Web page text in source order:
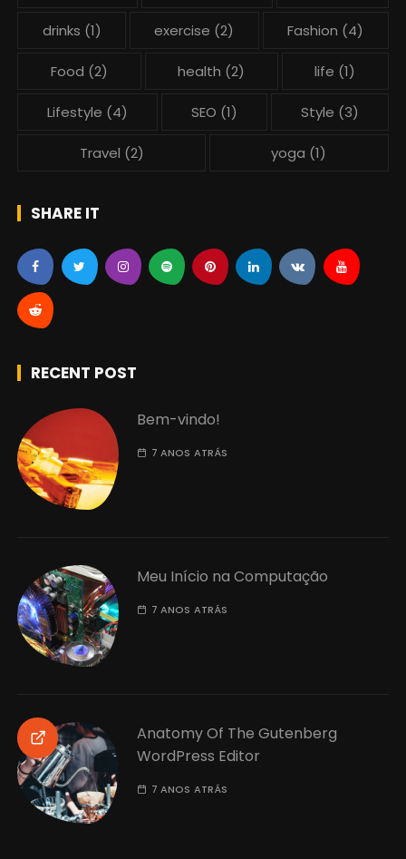
drinks (1) exercise (2) Fashion (4)
Food (2) health (2) life (1)
Lifestyle (4) SEO (1) Style (3)
Travel (2) yoga (1)
SHARE IT
RECENT POST
Bem-vindo!
7 ANOS ATRÁS
Meu Início na Computação
7 ANOS ATRÁS
Anatomy Of The Gutenberg
WordPress Editor
7 ANOS ATRÁS